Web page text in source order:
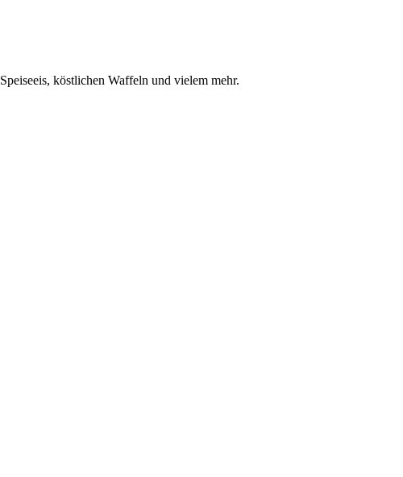
köstlichen Waffeln und vielem mehr.